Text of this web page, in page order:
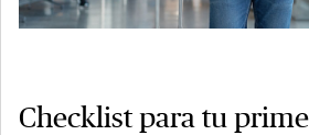
Checklist para tu